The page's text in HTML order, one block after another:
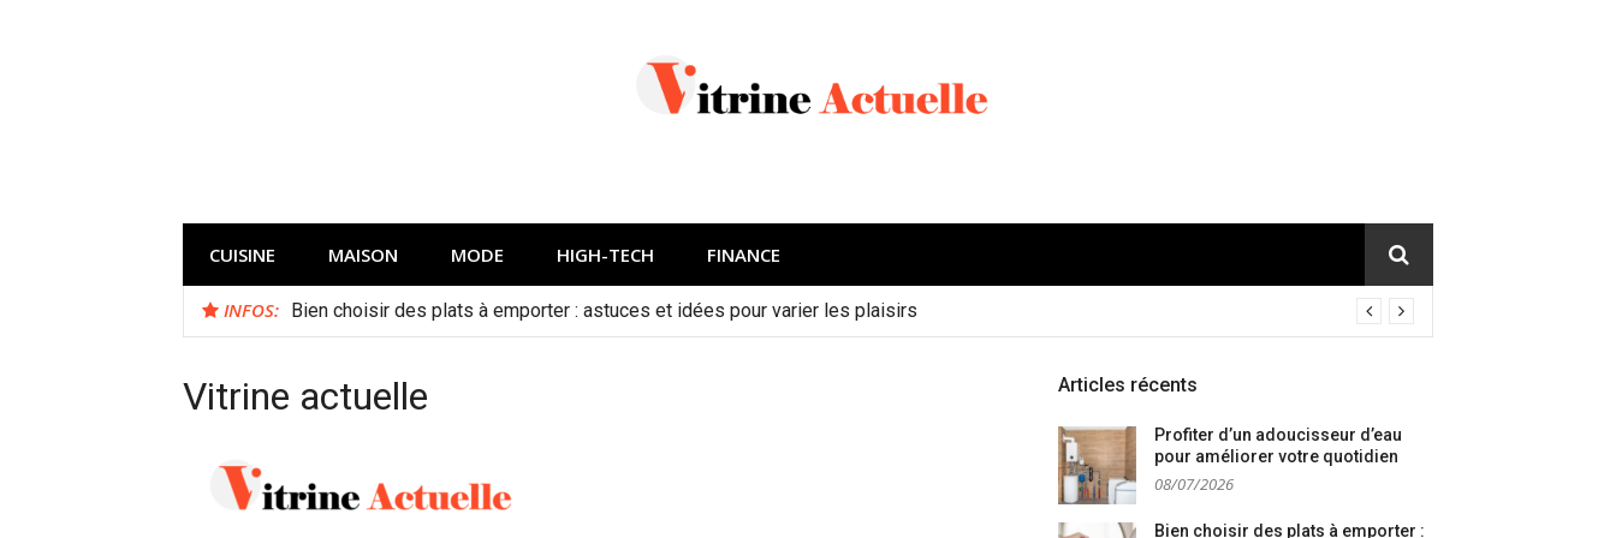
CUISINE MAISON MODE HIGH-TECH FINANCE
INFOS: Bien choisir des plats à emporter : astuces et idées pour varier les plaisirs
Vitrine actuelle Articles récents
Profiter d’un adoucisseur d’eau
pour améliorer votre quotidien
08/07/2026
Bien choisir des plats à emporter :